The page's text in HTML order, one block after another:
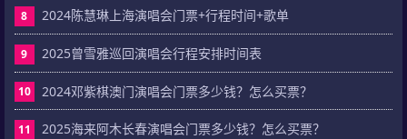
8 2024陈慧琳上海演唱会门票+行程时间+歌单
9 2025曾雪雅巡回演唱会行程安排时间表
10 2024邓紫棋澳门演唱会门票多少钱？怎么买票？
11 2025海来阿木长春演唱会门票多少钱？怎么买票？